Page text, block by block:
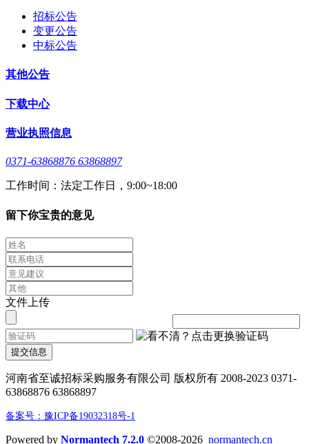
招标公告
变更公告
中标公告
其他公告
下载中心
营业执照信息
0371-63868876 63868897
工作时间：法定工作日，9:00~18:00
留下你宝贵的意见
文件上传
提交信息
河南省至诚招标采购服务有限公司 版权所有 2008-2023 0371-
63868876 63868897
备案号：豫ICP备19032318号-1
Powered by Normantech 7.2.0 ©2008-2026 normantech.cn